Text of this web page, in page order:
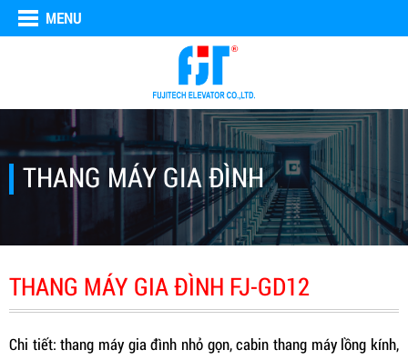
MENU
THANG MÁY GIA ĐÌNH
THANG MÁY GIA ĐÌNH FJ-GD12
Chi tiết: thang máy gia đình nhỏ gọn, cabin thang máy lồng kính,